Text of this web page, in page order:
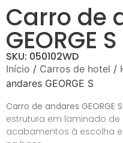
Carro de
GEORGE S
SKU: 050102WD
Início / Carros de hotel /
andares GEORGE S
Carro de andares GEORGE S
estrutura em laminado
acabamentos à escolha